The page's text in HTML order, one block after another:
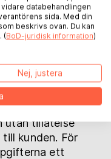
i PDF-format
möjligt att
personligt,
för att
utan tillåtelse
kunden. För
ett
databehandlingen
sida. Med din
beskrivs ovan. Du kan
(BoD-juridisk information)
Nej, justera